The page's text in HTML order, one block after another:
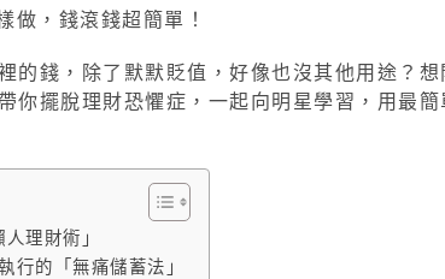
的錢，除了默默貶值，好像也沒其他用途？
你擺脫理財恐懼症，一起向明星學習，用最
理財術」
行的「無痛儲蓄法」